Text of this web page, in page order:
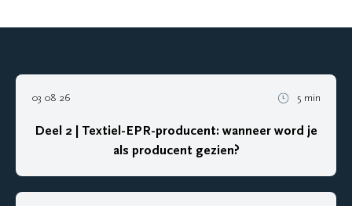
03 08 26 5 min
Deel 2 | Textiel-EPR-producent: wanneer word je
als producent gezien?